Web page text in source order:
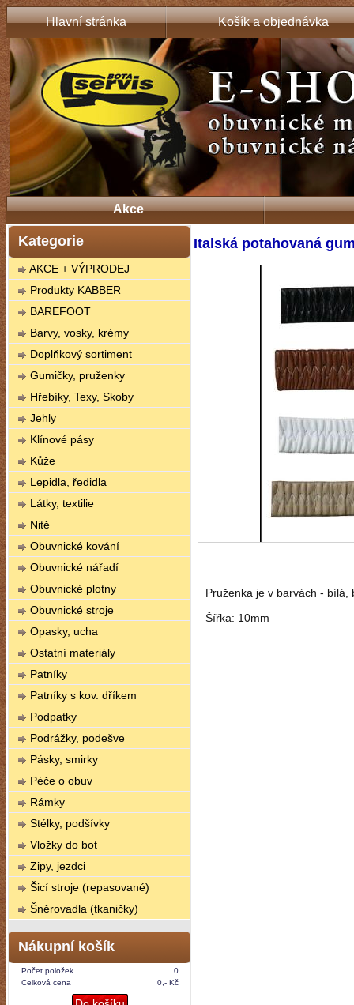
Hlavní stránka Košík a objednávka
Akce
Kategorie
AKCE + VÝPRODEJ
Produkty KABBER
BAREFOOT
Barvy, vosky, krémy
Doplňkový sortiment
Gumičky, pruženky
Hřebíky, Texy, Skoby
Jehly
Klínové pásy
Kůže
Lepidla, ředidla
Látky, textilie
Nitě
Obuvnické kování
Obuvnické nářadí
Obuvnické plotny
Obuvnické stroje
Opasky, ucha
Ostatní materiály
Patníky
Patníky s kov. dříkem
Podpatky
Podrážky, podešve
Pásky, smirky
Péče o obuv
Rámky
Stélky, podšívky
Vložky do bot
Zipy, jezdci
Šicí stroje (repasované)
Šněrovadla (tkaničky)
Nákupní košík
Počet položek
0
Celková cena
0,- Kč
Italská potahovaná
Pruženka je v barvách - bílá,
Šířka: 10mm